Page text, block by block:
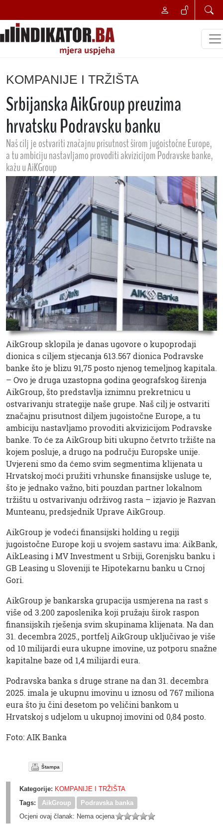
KOMPANIJE I TRŽIŠTA
Srbijanska AikGroup preuzima
hrvatsku Podravsku banku
Naš cilj je ostvariti značajnu prisutnost širom jugoistočne Europe,
a tu ambiciju nastavljamo provoditi akvizicijom Podravske banke,
kažu u AiKGroup
AikGroup sklopila je danas ugovore o kupoprodaji
dionica s ciljem stjecanja 613.567 dionica Podravske
banke što je blizu 91,75 posto njenog temeljnog kapitala.
– Ovo je druga uzastopna godina geografskog širenja
AikGroup, što predstavlja iznimnu prekretnicu u
ostvarivanju strategije naše grupe. Naš cilj je ostvariti
značajnu prisutnost diljem jugoistočne Europe, a tu
ambiciju nastavljamo provoditi akvizicijom Podravske
banke. To će za AikGroup biti ukupno četvrto tržište na
kojem posluje, a drugo na području Europske unije.
Uvjereni smo da ćemo svim segmentima klijenata u
Hrvatskoj moći pružiti vrhunske finansijske usluge te,
što je jednako važno, biti pouzdan partner lokalnom
tržištu u ostvarivanju održivog rasta – izjavio je Razvan
Munteanu, predsjednik Uprave AikGroup.
AikGroup je vodeći finansijski holding u regiji
jugoistočne Europe koji u svojem sastavu ima: AikBank,
AikLeasing i MV Investment u Srbiji, Gorenjsku banku i
GB Leasing u Sloveniji te Hipotekarnu banku u Crnoj
Gori.
AikGroup je bankarska grupacija usmjerena na rast s
više od 3.200 zaposlenika koji pružaju širok raspon
finansijskih rješenja svim skupinama klijenata. Na dan
31. decembra 2025., portfelj AikGroup uključivao je više
od 10 milijardi eura ukupne imovine, uz potporu snažne
kapitalne baze od 1,4 milijardi eura.
Podravska banka s druge strane na dan 31. decembra
2025. imala je ukupnu imovinu u iznosu od 767 miliona
eura što ju čini desetom po veličini bankom u
Hrvatskoj s udjelom u ukupnoj imovini od 0,84 posto.
Foto: AIK Banka
Štampa
Kategorije: KOMPANIJE I TRŽIŠTA
Tags:
AikGroup
Podravska banka
Ocjeni ovaj članak: Nema ocjena